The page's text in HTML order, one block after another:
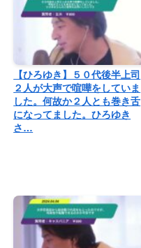
【ひろゆき】５０代後半上司
２人が大声で喧嘩をしていま
した。何故か２人とも巻き舌
になってました。ひろゆき
さ…